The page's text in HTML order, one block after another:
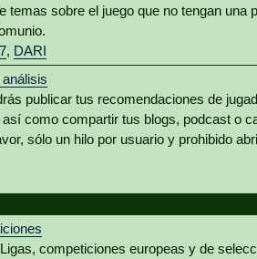
temas sobre el juego que no tengan una
, DARI
publicar tus recomendaciones de
como compartir tus blogs, podcast o
sólo un hilo por usuario y prohibido
competiciones europeas y de